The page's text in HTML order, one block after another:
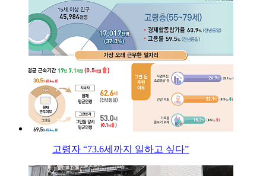
고령자 “73.6세까지 일하고 싶다”